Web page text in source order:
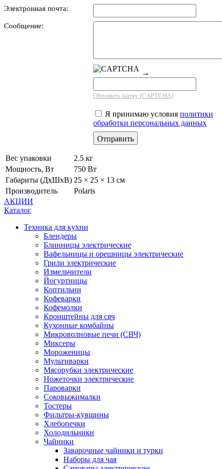
Электронная почта:
Сообщение:
→
Обновить капчу (CAPTCHA)
Я принимаю условия политики
обработки персональных данных
Вес упаковки
2.5 кг
Мощность, Вт
750 Вт
Габариты (ДхШхВ) 25 × 25 × 13 см
Производитель
Polaris
АКЦИИ
Каталог
Техника для кухни
Блендеры
Блинницы электрические
Вафельницы и орешницы электрические
Грили электрические
Измельчители
Йогуртницы
Коптильни
Кофеварки
Кофемолки
Кронштейны для свч
Кухонные комбайны
Микроволновые печи (СВЧ)
Миксеры
Мороженицы
Мультиварки
Мясорубки электрические
Ножеточки электрические
Пароварки
Соковыжималки
Тостеры
Фильтры-кувшины
Хлебопечки
Холодильники
Чайники
Заварочные чайники и турки
Наборы для чая